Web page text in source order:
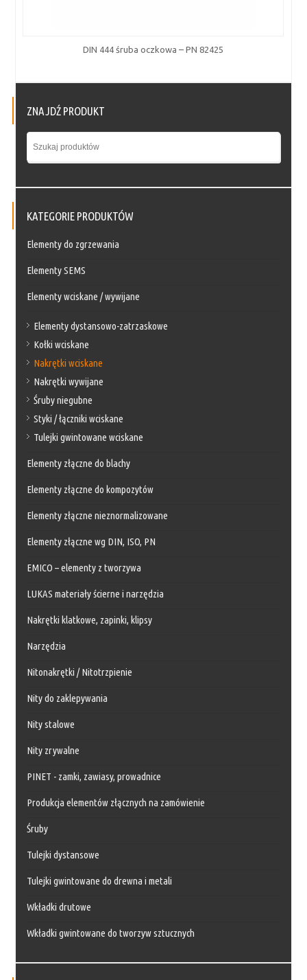
DIN 444 śruba oczkowa – PN 82425
ZNAJDŹ PRODUKT
KATEGORIE PRODUKTÓW
Elementy do zgrzewania
Elementy SEMS
Elementy wciskane / wywijane
Elementy dystansowo-zatrzaskowe
Kołki wciskane
Nakrętki wciskane
Nakrętki wywijane
Śruby niegubne
Styki / łączniki wciskane
Tulejki gwintowane wciskane
Elementy złączne do blachy
Elementy złączne do kompozytów
Elementy złączne nieznormalizowane
Elementy złączne wg DIN, ISO, PN
EMICO – elementy z tworzywa
LUKAS materiały ścierne i narzędzia
Nakrętki klatkowe, zapinki, klipsy
Narzędzia
Nitonakrętki / Nitotrzpienie
Nity do zaklepywania
Nity stalowe
Nity zrywalne
PINET - zamki, zawiasy, prowadnice
Produkcja elementów złącznych na zamówienie
Śruby
Tulejki dystansowe
Tulejki gwintowane do drewna i metali
Wkładki drutowe
Wkładki gwintowane do tworzyw sztucznych